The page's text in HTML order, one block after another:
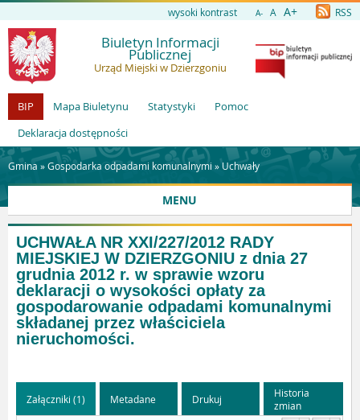
wysoki kontrast A- A A+ RSS
Biuletyn Informacji
Publicznej
Urząd Miejski w Dzierzgoniu
BIP Mapa Biuletynu Statystyki
Pomoc
Deklaracja dostępności
Gmina »Gospodarka odpadami komunalnymi »Uchwały
MENU
UCHWAŁA NR XXI/227/2012 RADY
MIEJSKIEJ W DZIERZGONIU z dnia 27
grudnia 2012 r. w sprawie wzoru
deklaracji o wysokości opłaty za
gospodarowanie odpadami komunalnymi
składanej przez właściciela
nieruchomości.
Załączniki (1) Metadane Drukuj
Historia
zmian